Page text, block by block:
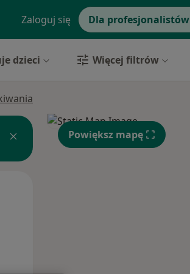
Zaloguj się Dla profesjonalistów
dzieci Więcej filtrów
Powiększ mapę